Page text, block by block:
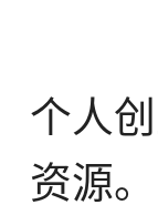
个人
资源。